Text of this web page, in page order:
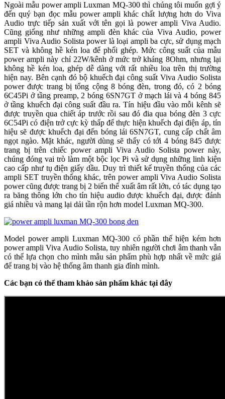
Ngoài mẫu power ampli Luxman MQ-300 thì chúng tôi muốn gợi ý
đến quý bạn đọc mẫu power ampli khác chất lượng hơn do Viva
Audio trực tiếp sản xuất với tên gọi là power ampli Viva Audio.
Cũng giống như những ampli đèn khác của Viva Audio, power
ampli Viva Audio Solista power là loại ampli ba cực, sử dụng mạch
SET và không hề kén loa để phối ghép. Mức công suất của mẫu
power ampli này chỉ 22W/kênh ở mức trở kháng 8Ohm, nhưng lại
không hề kén loa, ghép dễ dàng với rất nhiều loa trên thị trường
hiện nay. Bên cạnh đó bộ khuếch đại công suất Viva Audio Solista
power được trang bị tổng cộng 8 bóng đèn, trong đó, có 2 bóng
6C45Pi ở tầng preamp, 2 bóng 6SN7GT ở mạch lái và 4 bóng 845
ở tầng khuếch đại công suất đầu ra. Tín hiệu đầu vào mỗi kênh sẽ
được truyền qua chiết áp trước rồi sau đó đia qua bóng đèn 3 cực
6C54Pi có điện trở cực kỳ thấp để thực hiện khuếch đại điện áp, tín
hiệu sẽ được khuếch đại đến bóng lái 6SN7GT, cung cấp chất âm
ngọt ngào. Mặt khác, người dùng sẽ thấy có tới 4 bóng 845 được
trang bị trên chiếc power ampli Viva Audio Solista power này,
chúng đóng vai trò làm một bộc lọc Pi và sử dụng những linh kiện
cao cấp như tụ điện giấy dầu. Duy trì thiết kế truyền thống của các
ampli SET truyền thống khác, trên power ampli Viva Audio Solista
power cũng được trang bị 2 biến thế xuất âm rất lớn, có tác dụng tạo
ra băng thông lớn cho tín hiệu audio được khuếch đại, được đánh
giá nhiều và mang lại dải tần rộn hơn model Luxman MQ-300.
Model power ampli Luxman MQ-300 có phần thể hiện kém hơn
power ampli Viva Audio Solista, tuy nhiên người chơi âm thanh vẫn
có thể lựa chọn cho mình mẫu sản phẩm phù hợp nhất về mức giá
để trang bị vào hệ thống âm thanh gia đình mình.
Các bạn có thể tham khảo sản phẩm khác tại đây